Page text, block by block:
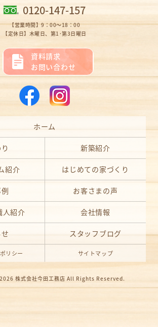
0120-147-157
【営業時間】9：00～18：00
【定休日】木曜日、第1･第3日曜日
資料請求
お問い合わせ
ホーム
新築紹介
紹介 はじめての家づくり
お客さまの声
人紹介 会社情報
スタッフブログ
リシー サイトマップ
株式会社今田工務店 All Rights Reserved.